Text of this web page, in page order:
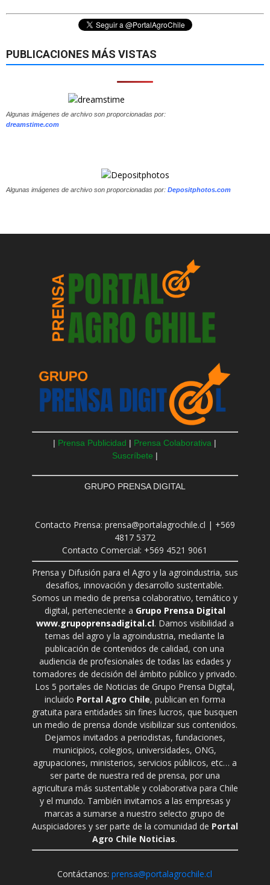
PUBLICACIONES MÁS VISTAS
Algunas imágenes de archivo son proporcionadas por:
dreamstime.com
Algunas imágenes de archivo son proporcionadas por: Depositphotos.com
| Prensa Publicidad | Prensa Colaborativa |
Suscríbete |
GRUPO PRENSA DIGITAL
Contacto Prensa: prensa@portalagrochile.cl | +569
4817 5372
Contacto Comercial: +569 4521 9061
Prensa y Difusión para el Agro y la agroindustria, sus
desafíos, innovación y desarrollo sustentable.
Somos un medio de prensa colaborativo, temático y
digital, perteneciente a Grupo Prensa Digital
www.grupoprensadigital.cl. Damos visibilidad a
temas del agro y la agroindustria, mediante la
publicación de contenidos de calidad, con una
audiencia de profesionales de todas las edades y
tomadores de decisión del ámbito público y privado.
Los 5 portales de Noticias de Grupo Prensa Digital,
incluido Portal Agro Chile, publican en forma
gratuita para entidades sin fines lucros, que busquen
un medio de prensa donde visibilizar sus contenidos.
Dejamos invitados a periodistas, fundaciones,
municipios, colegios, universidades, ONG,
agrupaciones, ministerios, servicios públicos, etc… a
ser parte de nuestra red de prensa, por una
agricultura más sustentable y colaborativa para Chile
y el mundo. También invitamos a las empresas y
marcas a sumarse a nuestro selecto grupo de
Auspiciadores y ser parte de la comunidad de Portal
Agro Chile Noticias.
Contáctanos:prensa@portalagrochile.cl